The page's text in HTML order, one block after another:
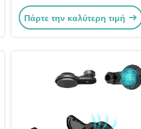
φόρτιση με κάλυψη αυτοκινήτου
Πάρτε την καλύτερη τιμή